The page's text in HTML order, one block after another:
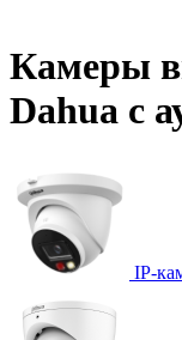
Камеры
Dahua с
IP-